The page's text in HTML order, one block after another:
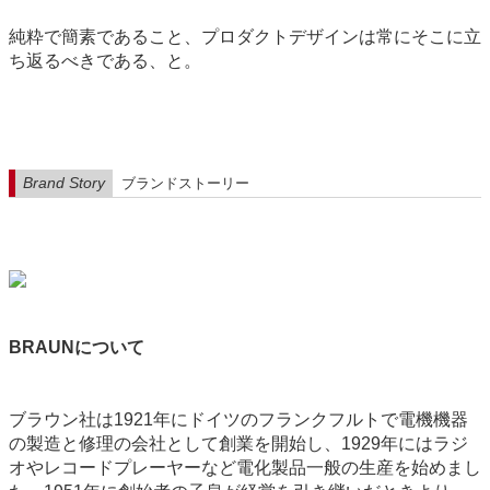
純粋で簡素であること、プロダクトデザインは常にそこに立
ち返るべきである、と。
Brand Story ブランドストーリー
BRAUNについて
ブラウン社は1921年にドイツのフランクフルトで電機機器
の製造と修理の会社として創業を開始し、1929年にはラジ
オやレコードプレーヤーなど電化製品一般の生産を始めまし